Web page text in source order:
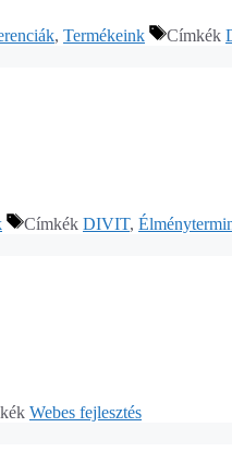
, Termékeink Címkék
Címkék DIVIT,
Webes fejlesztés